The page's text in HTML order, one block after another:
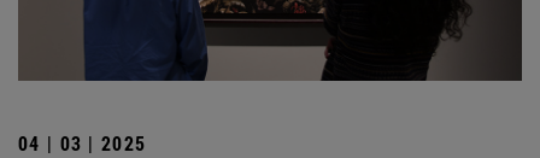
04 | 03 | 2025